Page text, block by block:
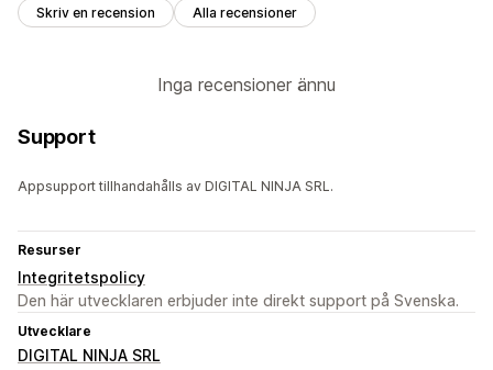
Skriv en recension Alla recensioner
Inga recensioner ännu
Support
Appsupport tillhandahålls av DIGITAL NINJA SRL.
Resurser
Integritetspolicy
Den här utvecklaren erbjuder inte direkt support på Svenska.
Utvecklare
DIGITAL NINJA SRL